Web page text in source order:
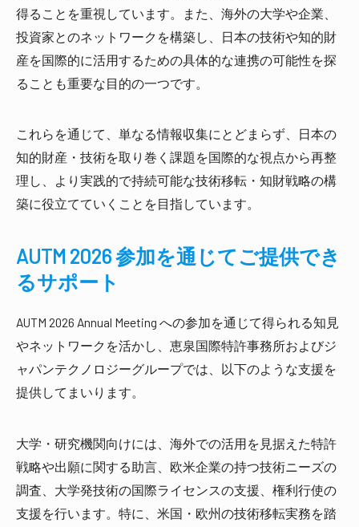
得ることを重視しています。また、海外の大学や企業、
投資家とのネットワークを構築し、日本の技術や知的財
産を国際的に活用するための具体的な連携の可能性を探
ることも重要な目的の一つです。
これらを通じて、単なる情報収集にとどまらず、日本の
知的財産・技術を取り巻く課題を国際的な視点から再整
理し、より実践的で持続可能な技術移転・知財戦略の構
築に役立てていくことを目指しています。
AUTM 2026 参加を通じてご提供でき
るサポート
AUTM 2026 Annual Meeting への参加を通じて得られる知見
やネットワークを活かし、恵泉国際特許事務所およびジ
ャパンテクノロジーグループでは、以下のような支援を
提供してまいります。
大学・研究機関向けには、海外での活用を見据えた特許
戦略や出願に関する助言、欧米企業の持つ技術ニーズの
調査、大学発技術の国際ライセンスの支援、権利行使の
支援を行います。特に、米国・欧州の技術移転実務を踏